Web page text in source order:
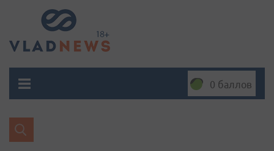
0 баллов